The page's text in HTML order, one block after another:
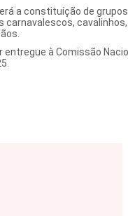
a constituição de
carnavalescos, cavalinhos,
à Comissão